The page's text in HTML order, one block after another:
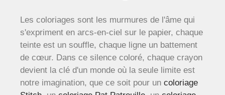
Les coloriages sont les murmures de l'âme qui
s'expriment en arcs-en-ciel sur le papier, chaque
teinte est un souffle, chaque ligne un battement
de cœur. Dans ce silence coloré, chaque crayon
devient la clé d'un monde où la seule limite est
notre imagination, que ce soit pour un coloriage